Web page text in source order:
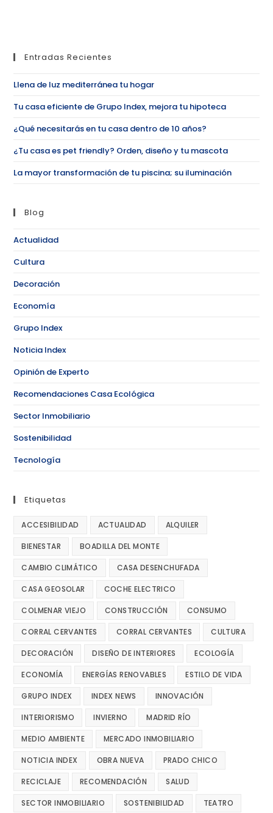
Entradas Recientes
Llena de luz mediterránea tu hogar
Tu casa eficiente de Grupo Index, mejora tu hipoteca
¿Qué necesitarás en tu casa dentro de 10 años?
¿Tu casa es pet friendly? Orden, diseño y tu mascota
La mayor transformación de tu piscina; su iluminación
Blog
Actualidad
Cultura
Decoración
Economía
Grupo Index
Noticia Index
Opinión de Experto
Recomendaciones Casa Ecológica
Sector Inmobiliario
Sostenibilidad
Tecnología
Etiquetas
ACCESIBILIDAD ACTUALIDAD ALQUILER
BIENESTAR BOADILLA DEL MONTE
CAMBIO CLIMÁTICO CASA DESENCHUFADA
CASA GEOSOLAR COCHE ELECTRICO
COLMENAR VIEJO CONSTRUCCIÓN CONSUMO
CORRAL CERVANTES CORRAL CERVANTES CULTURA
DECORACIÓN DISEÑO DE INTERIORES ECOLOGÍA
ECONOMÍA ENERGÍAS RENOVABLES ESTILO DE VIDA
GRUPO INDEX INDEX NEWS INNOVACIÓN
INTERIORISMO INVIERNO MADRID RÍO
MEDIO AMBIENTE MERCADO INMOBILIARIO
NOTICIA INDEX OBRA NUEVA PRADO CHICO
RECICLAJE RECOMENDACIÓN SALUD
SECTOR INMOBILIARIO SOSTENIBILIDAD TEATRO